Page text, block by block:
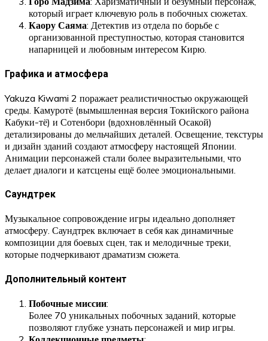
который играет ключевую роль в побочных сюжетах.
Каору Саяма: Детектив из отдела по борьбе с
организованной преступностью, которая становится
напарницей и любовным интересом Кирю.
Графика и атмосфера
Yakuza Kiwami 2 поражает реалистичностью окружающей
среды. Камуротё (вымышленная версия Токийского района
Кабуки-тё) и Сотенбори (вдохновлённый Осакой)
детализированы до мельчайших деталей. Освещение, текстуры
и дизайн зданий создают атмосферу настоящей Японии.
Анимации персонажей стали более выразительными, что
делает диалоги и катсцены ещё более эмоциональными.
Саундтрек
Музыкальное сопровождение игры идеально дополняет
атмосферу. Саундтрек включает в себя как динамичные
композиции для боевых сцен, так и мелодичные треки,
которые подчеркивают драматизм сюжета.
Дополнительный контент
Побочные миссии:
Более 70 уникальных побочных заданий, которые
позволяют глубже узнать персонажей и мир игры.